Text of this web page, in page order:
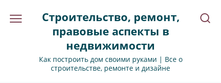
Строительство, ремонт,
правовые аспекты в
недвижимости
Как построить дом своими руками | Все о
строительстве, ремонте и дизайне